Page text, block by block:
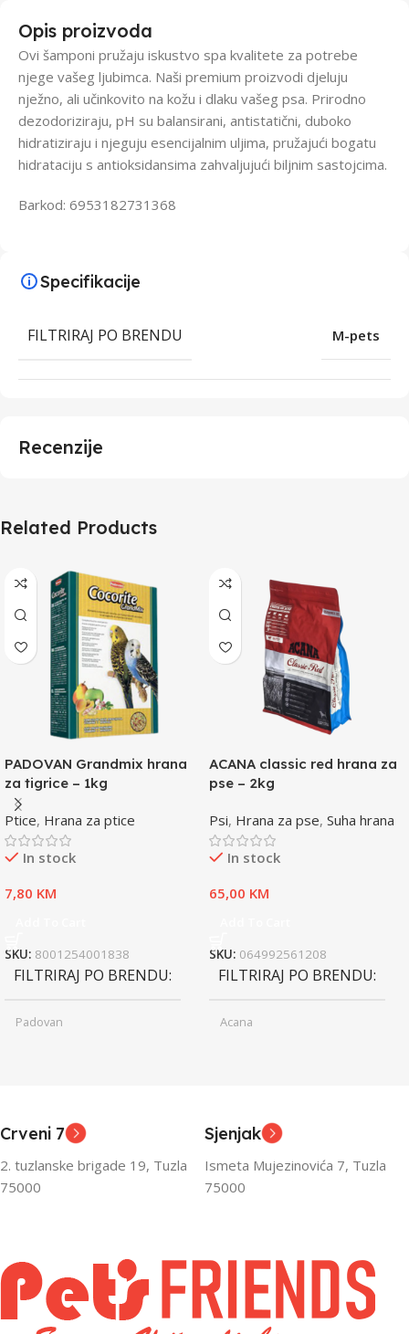
Opis proizvoda
Ovi šamponi pružaju iskustvo spa kvalitete za potrebe
njege vašeg ljubimca. Naši premium proizvodi djeluju
nježno, ali učinkovito na kožu i dlaku vašeg psa. Prirodno
dezodoriziraju, pH su balansirani, antistatični, duboko
hidratiziraju i njeguju esencijalnim uljima, pružajući bogatu
hidrataciju s antioksidansima zahvaljujući biljnim sastojcima.
Barkod: 6953182731368
Specifikacije
FILTRIRAJ PO BRENDU M-pets
Recenzije
Related Products
PADOVAN Grandmix hrana
za tigrice – 1kg
Ptice, Hrana za ptice
In stock
7,80 KM
SKU: 8001254001838
FILTRIRAJ PO BRENDU
Padovan
FILTRIRAJ PO TEŽINI
1kg – 3kg
ACANA classic red hrana za
pse – 2kg
Psi, Hrana za pse, Suha hrana
In stock
65,00 KM
SKU: 064992561208
FILTRIRAJ PO BRENDU
Acana
FILTRIRAJ PO TEŽINI
Crveni 7
2. tuzlanske brigade 19, Tuzla
75000
Sjenjak
Ismeta Mujezinovića 7, Tuzla
75000